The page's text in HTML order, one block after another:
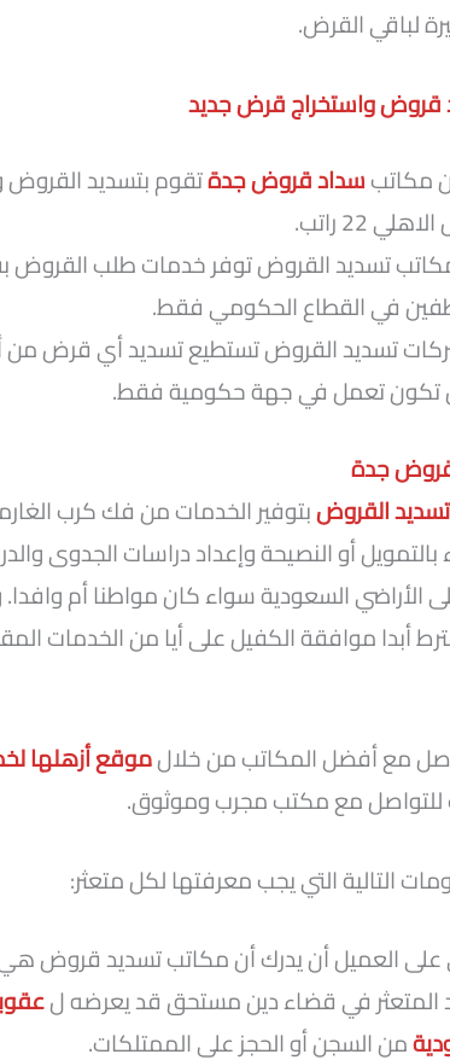
لباقي القرض.
قروض واستخراج قرض جديد
مكاتبسداد قروض جدةتقوم بتسديد
22 راتب.
في القطاع الحكومي فقط.
تسديد القروض تستطيع تسديد أي قرض من
تكون تعمل في جهة حكومية فقط.
جدة
القروضبتوفير الخدمات من فك كرب
أو النصيحة وإعداد دراسات الجدوى
الأراضي السعودية سواء كان مواطنا أم
أبدا موافقة الكفيل على أيا من الخدمات
مع أفضل المكاتب من خلالموقع أزهلها
مع مكتب مجرب وموثوق.
التالية التي يجب معرفتها لكل متعثر:
على العميل أن يدرك أن مكاتب تسديد قروض
المتعثر في قضاء دين مستحق قد يعرضه ل
من السجن أو الحجز على الممتلكات.